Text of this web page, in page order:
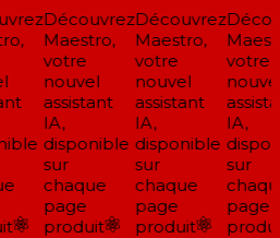
Découvrez
Maestro,
votre
nouvel
assistant
IA,
disponible
sur
chaque
page
produit
Découvrez
Maestro,
votre
nouvel
assistant
IA,
disponible
sur
chaque
page
produit
votre
nouvel
IA,
sur
page